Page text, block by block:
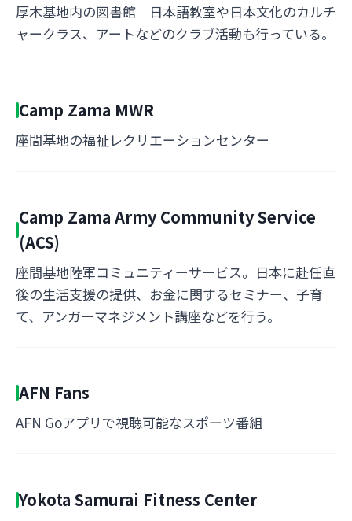
厚木基地内の図書館 日本語教室や日本文化のカルチ
ャークラス、アートなどのクラブ活動も行っている。
Camp Zama MWR
座間基地の福祉レクリエーションセンター
Camp Zama Army Community Service
(ACS)
座間基地陸軍コミュニティーサービス。日本に赴任直
後の生活支援の提供、お金に関するセミナー、子育
て、アンガーマネジメント講座などを行う。
AFN Fans
AFN Goアプリで視聴可能なスポーツ番組
Yokota Samurai Fitness Center